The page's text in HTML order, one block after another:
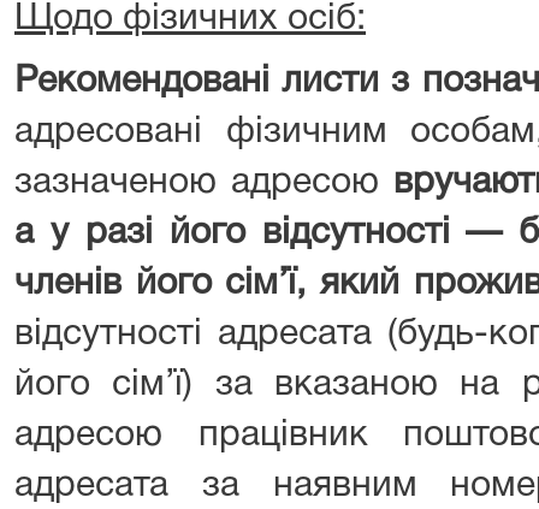
Щодо фізичних осіб:
Рекомендовані листи з
адресовані фізичним
зазначеною адресою
а у разі його відсутності —
членів його сім’ї, який
відсутності адресата (будь-
його сім’ї) за вказаною на
адресою працівник
адресата за наявним